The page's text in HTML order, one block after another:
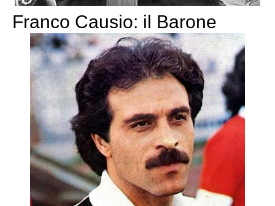
Franco Causio: il Barone